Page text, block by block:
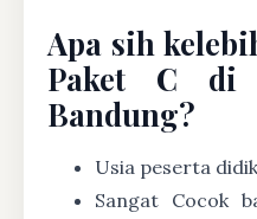
Apa sih
Paket C di
Bandung?
Usia peserta
Sangat Cocok